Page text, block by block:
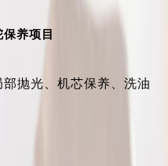
帝舵售后服务中心（需提前预约）
帝舵售后服务中心（需提前预约）
帝舵售后服务中心（需提前预约）
保养项目
抛光、机芯保养、洗油